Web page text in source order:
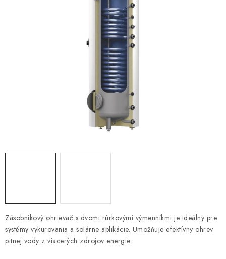
Meranie a regulácia
Komíny a dymovody
Čerpadlá a vodárne
Filtrovanie a úprava vody
Kúpeľňa a sanita
Zásobníkový ohrievač s dvomi rúrkovými výmenníkmi je ideálny pre
systémy vykurovania a solárne aplikácie. Umožňuje efektívny ohrev
pitnej vody z viacerých zdrojov energie.